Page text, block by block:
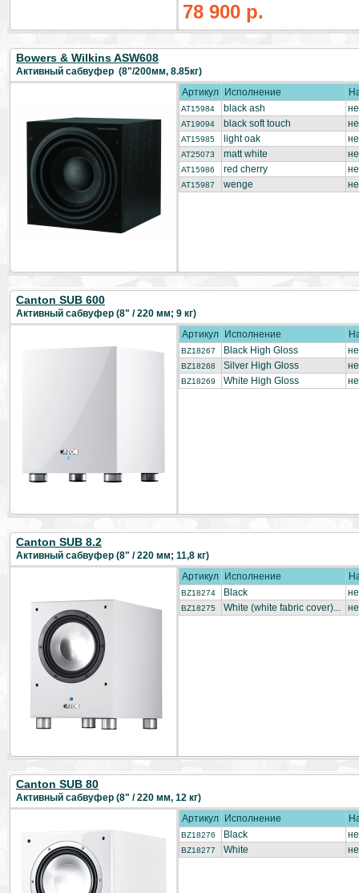
78 900 р.
Bowers & Wilkins ASW608
Активный сабвуфер (8"/200мм, 8.85кг)
Артикул
Исполнение
AT15984 black ash
AT19094 black soft touch
AT15985 light oak
AT25073 matt white
AT15986 red cherry
AT15987 wenge
Canton SUB 600
Активный сабвуфер (8" / 220 мм; 9 кг)
Артикул
Исполнение
BZ18267 Black High Gloss
BZ18268 Silver High Gloss
BZ18269 White High Gloss
Canton SUB 8.2
Активный сабвуфер (8" / 220 мм; 11,8 кг)
Артикул
Исполнение
BZ18274 Black
BZ18275 White (white fabric cover)...
Canton SUB 80
Активный сабвуфер (8" / 220 мм, 12 кг)
Артикул
Исполнение
BZ18276 Black
BZ18277 White